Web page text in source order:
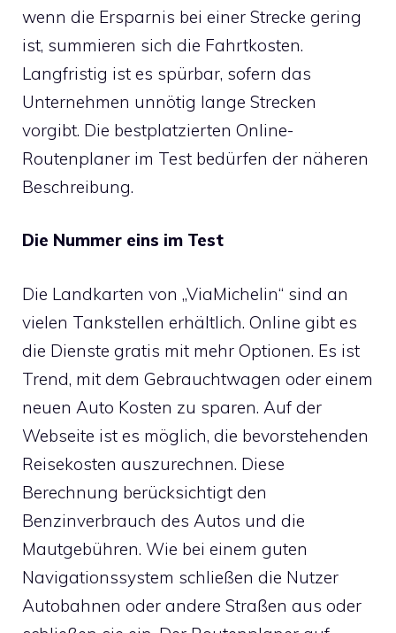
wenn die Ersparnis bei einer Strecke gering
ist, summieren sich die Fahrtkosten.
Langfristig ist es spürbar, sofern das
Unternehmen unnötig lange Strecken
vorgibt. Die bestplatzierten Online-
Routenplaner im Test bedürfen der näheren
Beschreibung.
Die Nummer eins im Test
Die Landkarten von „ViaMichelin“ sind an
vielen Tankstellen erhältlich. Online gibt es
die Dienste gratis mit mehr Optionen. Es ist
Trend, mit dem Gebrauchtwagen oder einem
neuen Auto Kosten zu sparen. Auf der
Webseite ist es möglich, die bevorstehenden
Reisekosten auszurechnen. Diese
Berechnung berücksichtigt den
Benzinverbrauch des Autos und die
Mautgebühren. Wie bei einem guten
Navigationssystem schließen die Nutzer
Autobahnen oder andere Straßen aus oder